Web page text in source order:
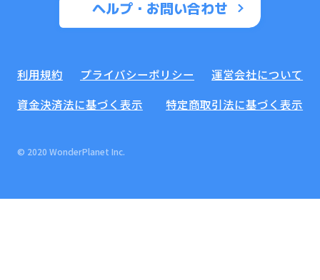
ヘルプ・お問い合わせ
利用規約 プライバシーポリシー
運営会社について
資金決済法に基づく表示
特定商取引法に基づく表示
© 2020 WonderPlanet Inc.